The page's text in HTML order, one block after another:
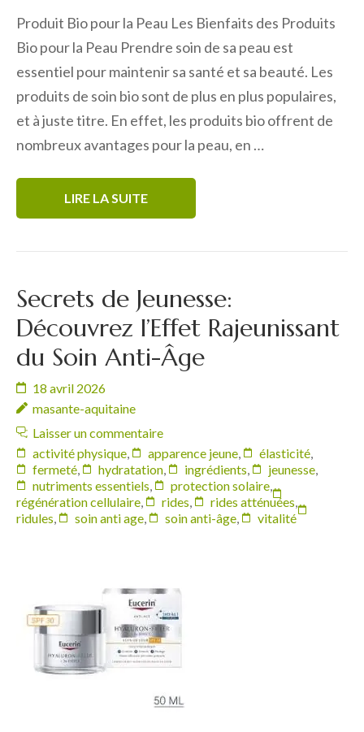
Produit Bio pour la Peau Les Bienfaits des Produits
Bio pour la Peau Prendre soin de sa peau est
essentiel pour maintenir sa santé et sa beauté. Les
produits de soin bio sont de plus en plus populaires,
et à juste titre. En effet, les produits bio offrent de
nombreux avantages pour la peau, en …
LIRE LA SUITE
Secrets de Jeunesse:
Découvrez l’Effet Rajeunissant
du Soin Anti-Âge
18 avril 2026
masante-aquitaine
Laisser un commentaire
activité physique, apparence jeune, élasticité,
fermeté, hydratation, ingrédients, jeunesse,
nutriments essentiels, protection solaire,
régénération cellulaire, rides, rides atténuées,
ridules, soin anti age, soin anti-âge, vitalité